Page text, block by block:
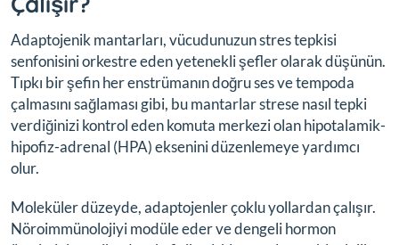
Adaptojenik mantarları, vücudunuzun stres tepkisi
senfonisini orkestre eden yetenekli şefler olarak düşünün.
Tıpkı bir şefin her enstrümanın doğru ses ve tempoda
çalmasını sağlaması gibi, bu mantarlar strese nasıl tepki
verdiğinizi kontrol eden komuta merkezi olan hipotalamik-
hipofiz-adrenal (HPA) eksenini düzenlemeye yardımcı
olur.
Moleküler düzeyde, adaptojenler çoklu yollardan çalışır.
Nöroimmünolojiyi modüle eder ve dengeli hormon